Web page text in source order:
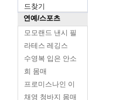
드찾기
연예/스포츠
모모랜드 낸시 필
라테스 레깅스
수영복 입은 안소
희 몸매
프로미스나인 이
채영 청바지 몸매